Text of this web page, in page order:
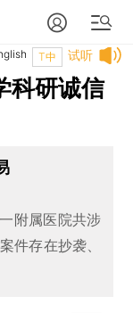
试听
T中
科研诚信
附属医院共涉
件存在抄袭、